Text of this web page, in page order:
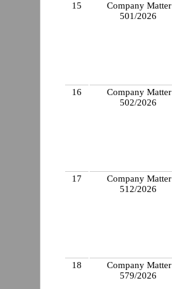
15
Company Matter
501/2026
16
Company Matter
502/2026
17
Company Matter
512/2026
18
Company Matter
579/2026